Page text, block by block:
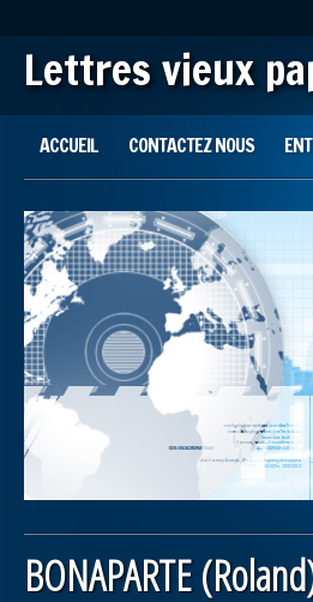
Lettres vieux
Main menu
ACCUEIL CONTACTEZ NOUS
BONAPARTE